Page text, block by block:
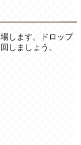
します。ドロップ
しましょう。